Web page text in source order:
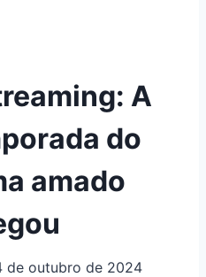
A
do
amado
de outubro de 2024